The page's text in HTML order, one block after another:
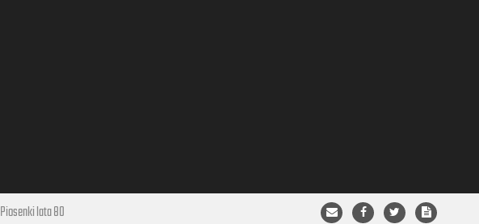
Piosenki lata 80